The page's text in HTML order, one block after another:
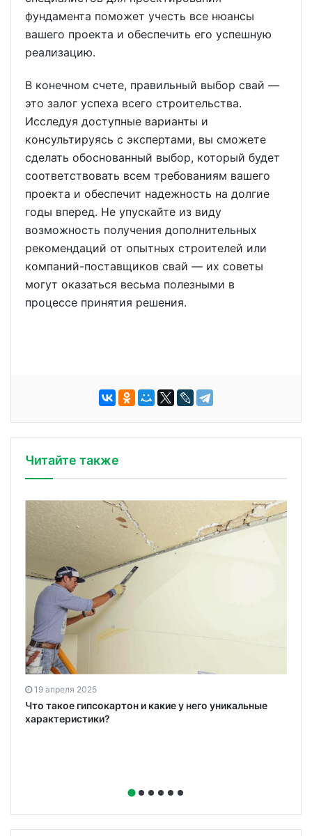
фундамента поможет учесть все нюансы
вашего проекта и обеспечить его успешную
реализацию.
В конечном счете, правильный выбор свай —
это залог успеха всего строительства.
Исследуя доступные варианты и
консультируясь с экспертами, вы сможете
сделать обоснованный выбор, который будет
соответствовать всем требованиям вашего
проекта и обеспечит надежность на долгие
годы вперед. Не упускайте из виду
возможность получения дополнительных
рекомендаций от опытных строителей или
компаний-поставщиков свай — их советы
могут оказаться весьма полезными в
процессе принятия решения.
Читайте также
19 апреля 2025
Что такое гипсокартон и какие у него уникальные
характеристики?